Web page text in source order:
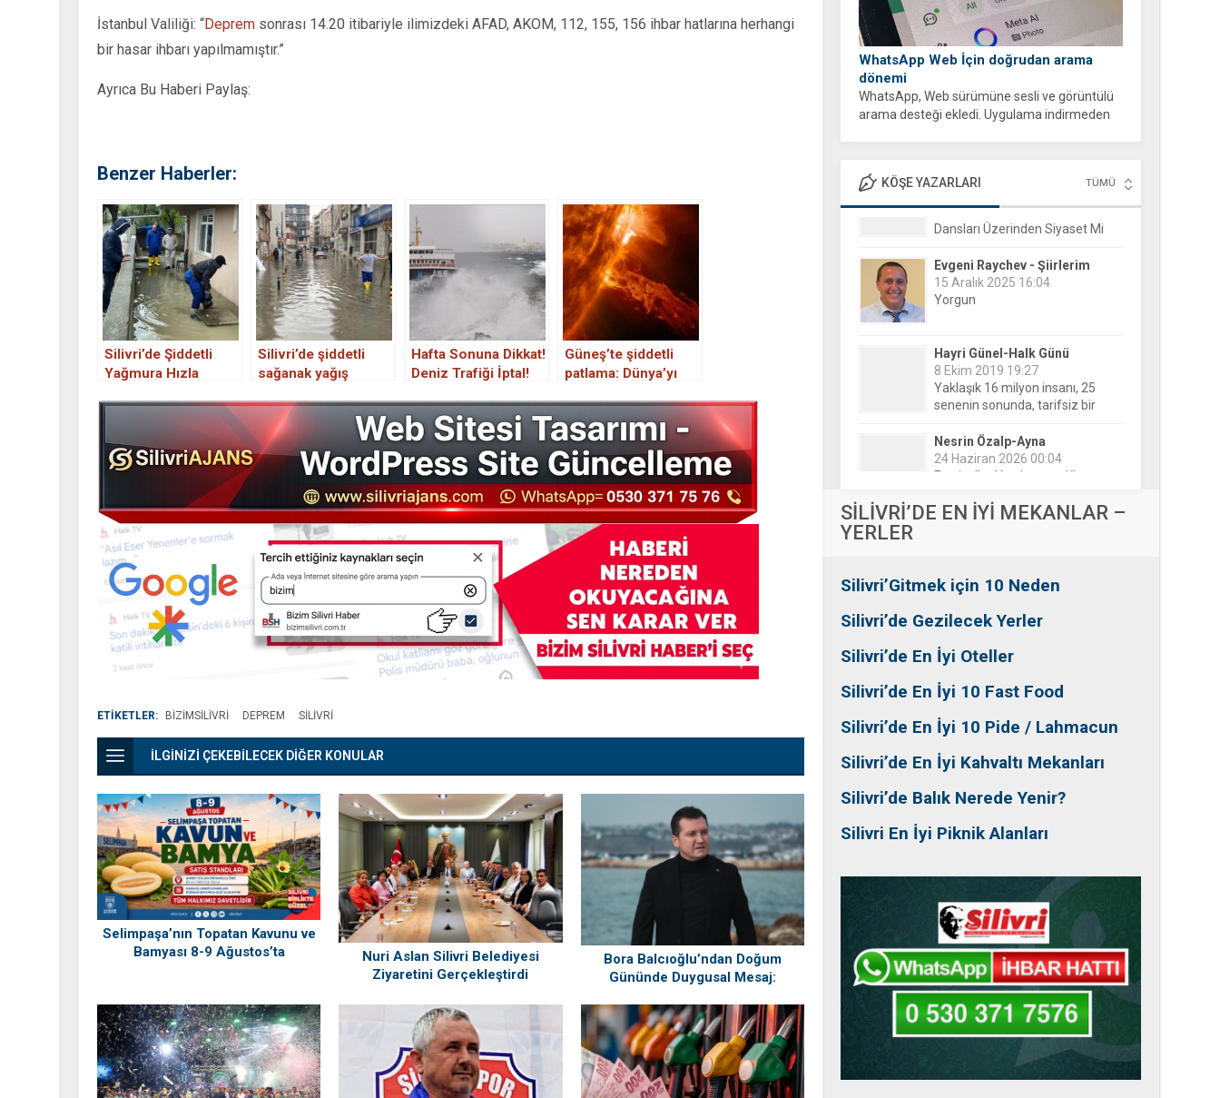
WhatsApp Web İçin doğrudan arama
dönemi
WhatsApp, Web sürümüne sesli ve görüntülü
arama desteği ekledi. Uygulama indirmeden
KÖŞE YAZARLARI TÜMÜ
Evgeni Raychev - Şiirlerim
Yorgun
Yaklaşık 16 milyon insanı, 25
senenin sonunda, tarifsiz bir
belirsizliğin ortasına bıraktılar!
Nesrin Özalp-Ayna
Festivaller Yapılmazsa Kim
Kaybeder? Üreticiden Esnafa,
Tansu Bayrakdar-Biz diyoruz
ki
Ersin Özalp-Gerçekler
Silivri’de Uluslararası Halk
Yapılıyor?
SİLİVRİ’DE EN İYİ MEKANLAR –
YERLER
Silivri’Gitmek için 10 Neden
Silivri’de Gezilecek Yerler
Silivri’de En İyi Oteller
Silivri’de En İyi 10 Fast Food
Silivri’de En İyi 10 Pide / Lahmacun
Silivri’de En İyi Kahvaltı Mekanları
Silivri’de Balık Nerede Yenir?
Silivri En İyi Piknik Alanları
İstanbul Valiliği: “Deprem sonrası 14.20 itibariyle ilimizdeki AFAD, AKOM, 112, 155, 156 ihbar hatlarına herhangi
bir hasar ihbarı yapılmamıştır.”
Ayrıca Bu Haberi Paylaş:
Benzer Haberler:
Silivri’de Şiddetli
Yağmura Hızla
Silivri’de şiddetli
sağanak yağış
ulaşım felç oldu
Hafta Sonuna Dikkat!
Deniz Trafiği İptal!
Çok Şiddetli Geliyor!
Güneş’te şiddetli
patlama: Dünya’yı
ETİKETLER: BIZIMSILIVRI DEPREM SILIVRI
İLGİNİZİ ÇEKEBİLECEK DİĞER KONULAR
Selimpaşa’nın Topatan Kavunu ve
Bamyası 8-9 Ağustos’ta
Nuri Aslan Silivri Belediyesi
Ziyaretini Gerçekleştirdi
Bora Balcıoğlu’ndan Doğum
Gününde Duygusal Mesaj: